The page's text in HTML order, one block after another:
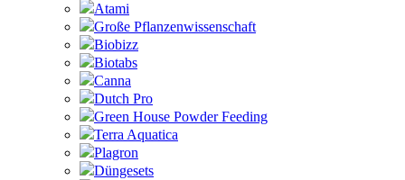
Atami
Große Pflanzenwissenschaft
Biobizz
Biotabs
Canna
Dutch Pro
Green House Powder Feeding
Terra Aquatica
Plagron
Düngesets